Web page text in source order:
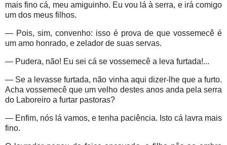
mais fino cá, meu amiguinho. Eu vou lá à serra, e irá comigo
um dos meus filhos.
— Pois, sim, convenho: isso é prova de que vossemecê é
um amo honrado, e zelador de suas servas.
— Pudera, não! Eu sei cá se vossemecê a leva furtada!...
— Se a levasse furtada, não vinha aqui dizer-lhe que a furto.
Acha vossemecê que um velho destes anos anda pela serra
do Laboreiro a furtar pastoras?
— Enfim, nós lá vamos, e tenha paciência. Isto cá lavra mais
fino.